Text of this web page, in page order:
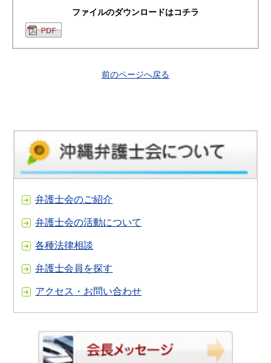
ファイルのダウンロードはコチラ
前のページへ戻る
弁護士会のご紹介
弁護士会の活動について
各種法律相談
弁護士会員を探す
アクセス・お問い合わせ